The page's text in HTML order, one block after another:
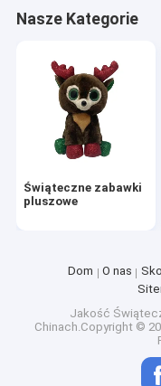
Nasze Kategorie
Świąteczne zabawki
pluszowe
Dom O nas
Jakość
Chinach.Copyright ©